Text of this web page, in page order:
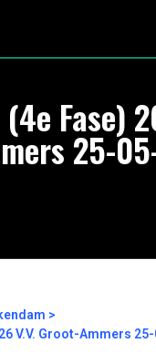
Fase)
25-
V.V. Groot-Ammers